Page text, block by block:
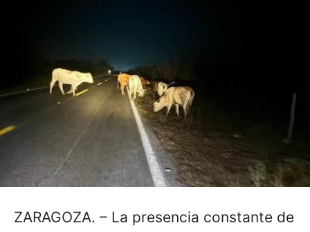
ZARAGOZA. – La presencia constante de